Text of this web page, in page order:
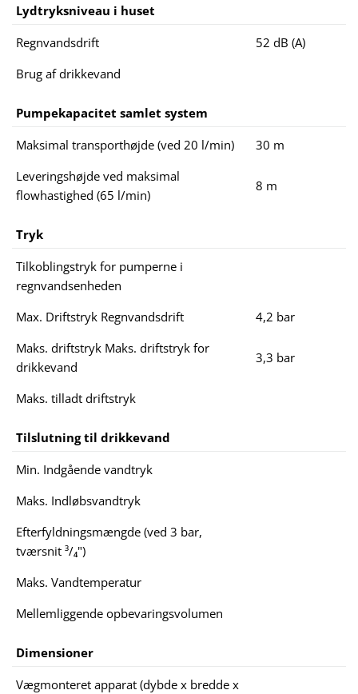
Lydtryksniveau i huset
Regnvandsdrift
52 dB (A)
Brug af drikkevand
Pumpekapacitet samlet system
Maksimal transporthøjde (ved 20 l/min)
30 m
Leveringshøjde ved maksimal
flowhastighed (65 l/min)
8 m
Tryk
Tilkoblingstryk for pumperne i
regnvandsenheden
Max. Driftstryk Regnvandsdrift
4,2 bar
Maks. driftstryk Maks. driftstryk for
drikkevand
3,3 bar
Maks. tilladt driftstryk
Tilslutning til drikkevand
Min. Indgående vandtryk
Maks. Indløbsvandtryk
Efterfyldningsmængde (ved 3 bar,
tværsnit ³/₄")
Maks. Vandtemperatur
Mellemliggende opbevaringsvolumen
Dimensioner
Vægmonteret apparat (dybde x bredde x